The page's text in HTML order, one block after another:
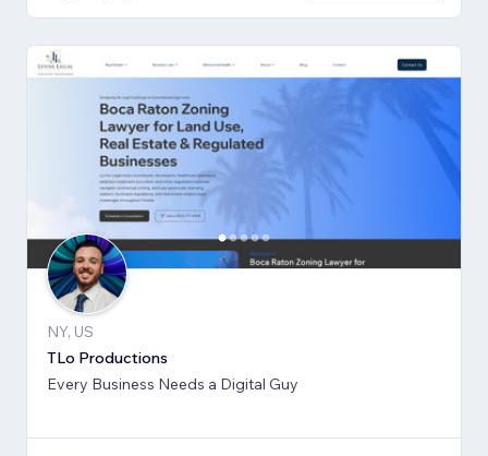
NY, US
TLo Productions
Every Business Needs a Digital Guy